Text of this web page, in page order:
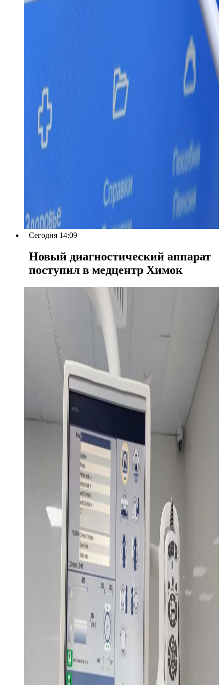
Сегодня 14:09
Новый диагностический аппарат
поступил в медцентр Химок